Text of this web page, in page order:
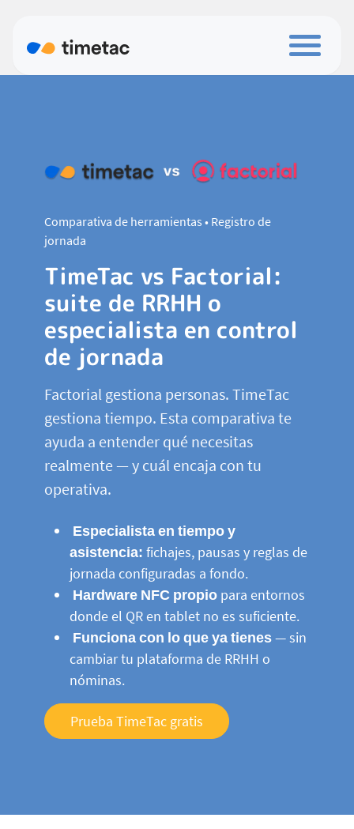
Comparativa de herramientas • Registro de
jornada
TimeTac vs Factorial:
suite de RRHH o
especialista en control
de jornada
Factorial gestiona personas. TimeTac
gestiona tiempo. Esta comparativa te
ayuda a entender qué necesitas
realmente — y cuál encaja con tu
operativa.
Especialista en tiempo y
asistencia: fichajes, pausas y reglas de
jornada configuradas a fondo.
Hardware NFC propio para entornos
donde el QR en tablet no es suficiente.
Funciona con lo que ya tienes— sin
cambiar tu plataforma de RRHH o
nóminas.
Prueba TimeTac gratis